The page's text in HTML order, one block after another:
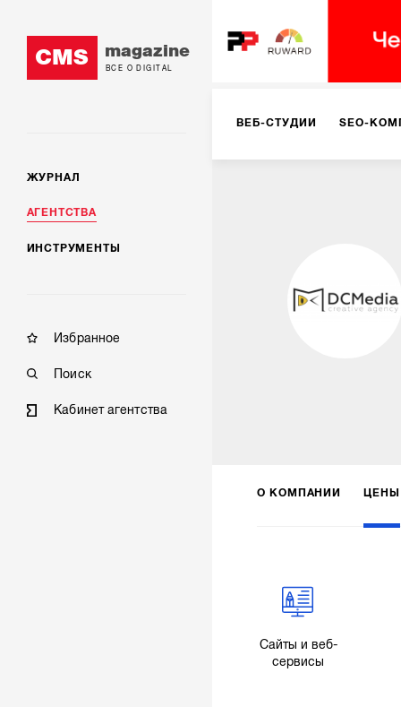
CMS magazine
ВСЕ О DIGITAL
ЖУРНАЛ
АГЕНТСТВА
ИНСТРУМЕНТЫ
Избранное
Поиск
Кабинет агентства
ВЕБ-СТУДИИ SEO-
О КОМПАНИИ ЦЕНЫ
Сайты и веб-
сервисы